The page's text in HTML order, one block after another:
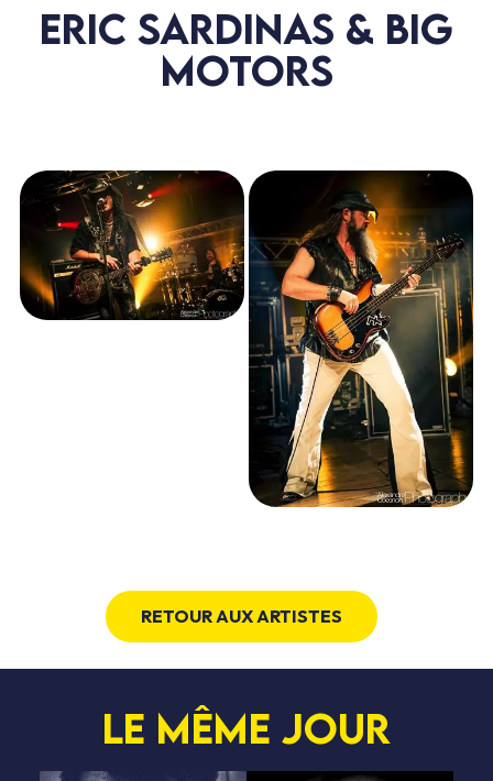
ERIC SARDINAS & BIG
MOTORS
RETOUR AUX ARTISTES
Le même jour